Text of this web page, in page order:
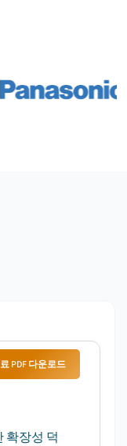
PDF 다운로드
확장성 덕